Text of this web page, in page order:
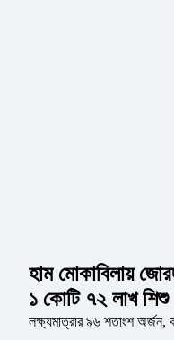
হাম মোকাবিলায়
১ কোটি ৭২ লাখ শিশু
লক্ষ্যমাত্রার ৯৬ শতাংশ